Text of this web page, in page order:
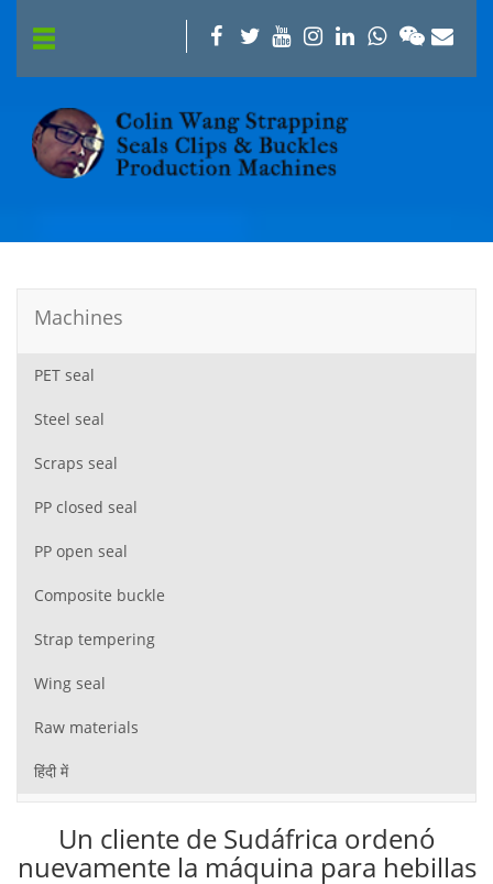
Machines
PET seal
Steel seal
Scraps seal
PP closed seal
PP open seal
Composite buckle
Strap tempering
Wing seal
Raw materials
हिंदी में
Un cliente de Sudáfrica ordenó
nuevamente la máquina para hebillas